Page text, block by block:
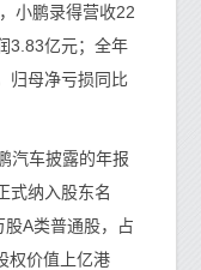
小鹏录得营收22
3.83亿元；全年
归母净亏损同比
车披露的年报
式纳入股东名
A类普通股，占
权价值上亿港